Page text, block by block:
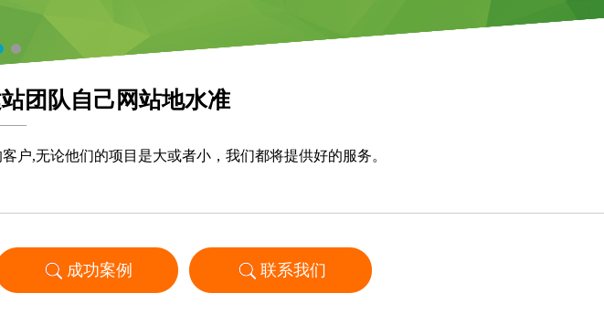
团队自己网站地水准
户,无论他们的项目是大或者小，我们都将提供好的服务。
成功案例 联系我们